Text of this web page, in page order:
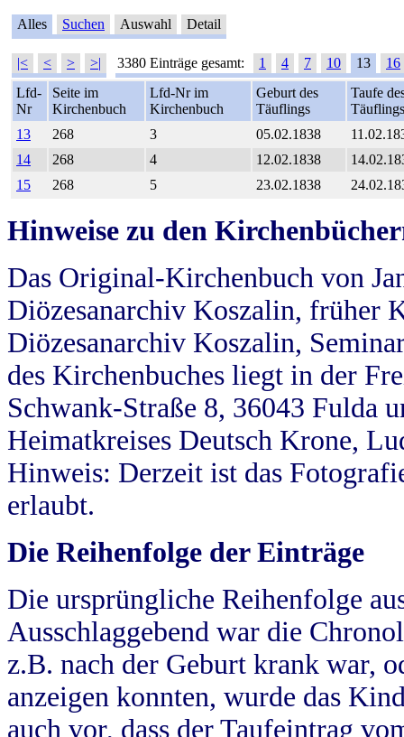
Alles Suchen Auswahl Detail
|< < > >| 3380 Einträge gesamt: 1 4 7 10 13
16
Lfd-
Nr
Seite im
Kirchenbuch
Lfd-Nr im
Kirchenbuch
Geburt des
Täuflings
Taufe
Täuflings
13
268 3 05.02.1838
14
268 4 12.02.1838
15
268 5 23.02.1838
Hinweise zu den
Das Original-Kirchenbuch von
Diözesanarchiv Koszalin, früher
Diözesanarchiv Koszalin,
des Kirchenbuches liegt in der
Schwank-Straße 8, 36043 Fulda
Heimatkreises Deutsch Krone,
Hinweis: Derzeit ist das
erlaubt.
Die Reihenfolge der Einträge
Die ursprüngliche Reihenfolge
Ausschlaggebend war die
z.B. nach der Geburt krank war,
anzeigen konnten, wurde das
auch vor, dass der Taufeintrag